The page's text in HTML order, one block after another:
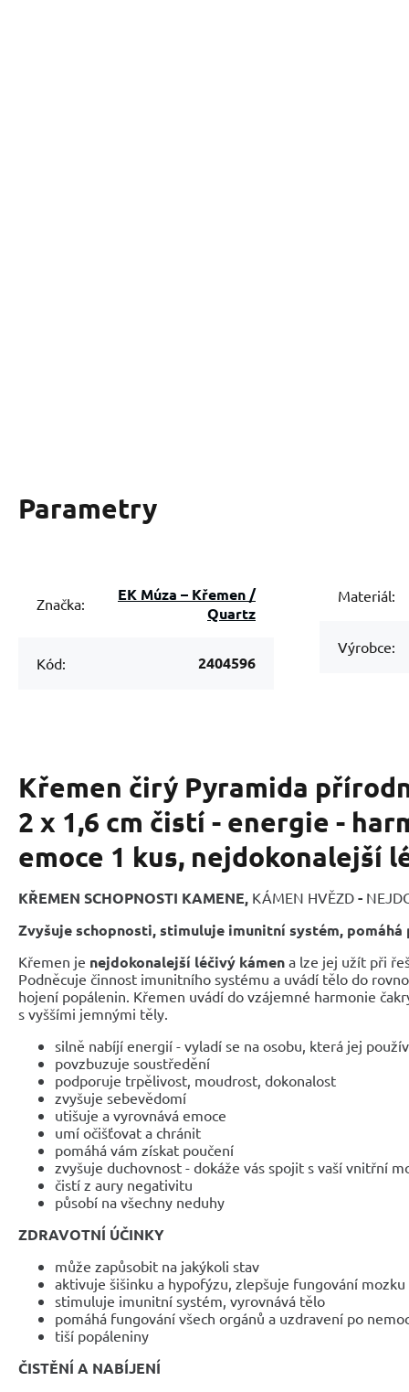
Parametry
Značka:
EK Múza – Křemen /
Quartz
Kód: 2404596
Materiál:
Výrobce:
Křemen čirý Pyramida
2 x 1,6 cm čistí - energie -
emoce 1 kus, nejdokonalejší
KŘEMEN SCHOPNOSTI KAMENE, KÁMEN HVĚZD -
Zvyšuje schopnosti, stimuluje imunitní systém, pomáhá
Křemen je nejdokonalejší léčivý kámen a lze jej užít při
Podněcuje činnost imunitního systému a uvádí tělo do
hojení popálenin. Křemen uvádí do vzájemné harmonie
s vyššími jemnými těly.
silně nabíjí energií - vyladí se na osobu, která jej
povzbuzuje soustředění
podporuje trpělivost, moudrost, dokonalost
zvyšuje sebevědomí
utišuje a vyrovnává emoce
umí očišťovat a chránit
pomáhá vám získat poučení
zvyšuje duchovnost - dokáže vás spojit s vaší vnitřní
čistí z aury negativitu
působí na všechny neduhy
ZDRAVOTNÍ ÚČINKY
může zapůsobit na jakýkoli stav
aktivuje šišinku a hypofýzu, zlepšuje fungování mozku
stimuluje imunitní systém, vyrovnává tělo
pomáhá fungování všech orgánů a uzdravení po
tiší popáleniny
ČISTĚNÍ A NABÍJENÍ